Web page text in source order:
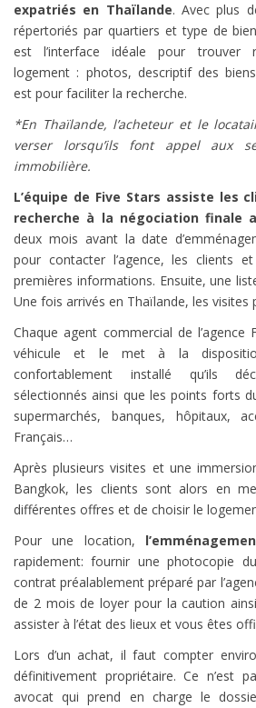
expatriés en Thaïlande. Avec plus
répertoriés par quartiers et type de
est l’interface idéale pour trouver
logement : photos, descriptif des
est pour faciliter la recherche.
*En Thaïlande, l’acheteur et le
verser lorsqu’ils font appel aux
immobilière.
L’équipe de Five Stars assiste les
recherche à la négociation finale
deux mois avant la date
pour contacter l’agence, les clients
premières informations. Ensuite, une
Une fois arrivés en Thaïlande, les
Chaque agent commercial de l’agence
véhicule et le met à la
confortablement installé qu’ils
sélectionnés ainsi que les points forts
supermarchés, banques, hôpitaux,
Français…
Après plusieurs visites et une
Bangkok, les clients sont alors en
différentes offres et de choisir le
Pour une location,
rapidement: fournir une photocopie
contrat préalablement préparé par
de 2 mois de loyer pour la caution
assister à l’état des lieux et vous êtes
Lors d’un achat, il faut compter
définitivement propriétaire. Ce n’est
avocat qui prend en charge le